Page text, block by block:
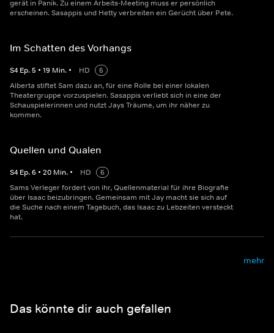
gerät in Panik. Zu einem Arbeits-Meeting muss er persönlich
erscheinen. Sasappis und Hetty verbreiten ein Gerücht über Pete.
Im Schatten des Vorhangs
S4 Ep.5 • 19 Min. • HD
6
Alberta stiftet Sam dazu an, für eine Rolle bei einer lokalen
Theatergruppe vorzuspielen. Sasappis verliebt sich in eine der
Schauspielerinnen und nutzt Jays Träume, um ihr näher zu
kommen.
Quellen und Qualen
S4 Ep.6 • 20 Min. • HD
6
Sams Verleger fordert von ihr, Quellenmaterial für ihre Biografie
über Isaac beizubringen. Gemeinsam mit Jay macht sie sich auf
die Suche nach einem Tagebuch, das Isaac zu Lebzeiten versteckt
hat.
mehr
Das könnte dir auch gefallen